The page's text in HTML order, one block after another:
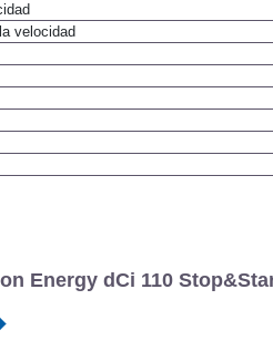
velocidad
Energy dCi 110